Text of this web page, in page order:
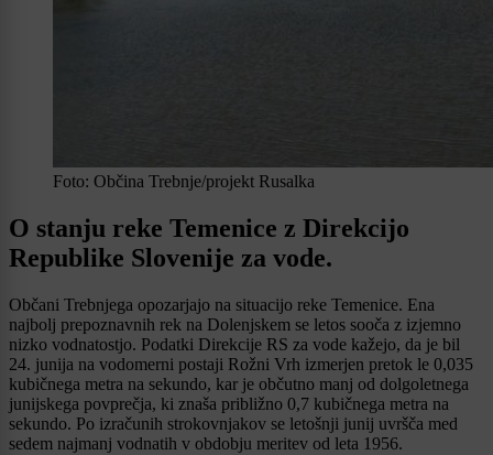
Foto: Občina Trebnje/projekt Rusalka
O stanju reke Temenice z Direkcijo
Republike Slovenije za vode.
Občani Trebnjega opozarjajo na situacijo reke Temenice. Ena
najbolj prepoznavnih rek na Dolenjskem se letos sooča z izjemno
nizko vodnatostjo. Podatki Direkcije RS za vode kažejo, da je bil
24. junija na vodomerni postaji Rožni Vrh izmerjen pretok le 0,035
kubičnega metra na sekundo, kar je občutno manj od dolgoletnega
junijskega povprečja, ki znaša približno 0,7 kubičnega metra na
sekundo. Po izračunih strokovnjakov se letošnji junij uvršča med
sedem najmanj vodnatih v obdobju meritev od leta 1956.